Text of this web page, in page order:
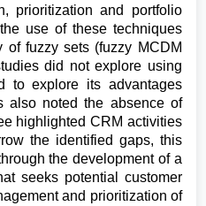
prioritization and portfolio
use of these techniques
of fuzzy sets (fuzzy MCDM
did not explore using
to explore its advantages
also noted the absence of
highlighted CRM activities
the identified gaps, this
the development of a
seeks potential customer
and prioritization of